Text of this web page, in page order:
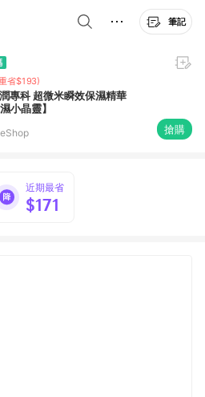
筆記
省$193)
專科 超微米瞬效保濕精華
小晶靈】
搶購
近期最省
$171